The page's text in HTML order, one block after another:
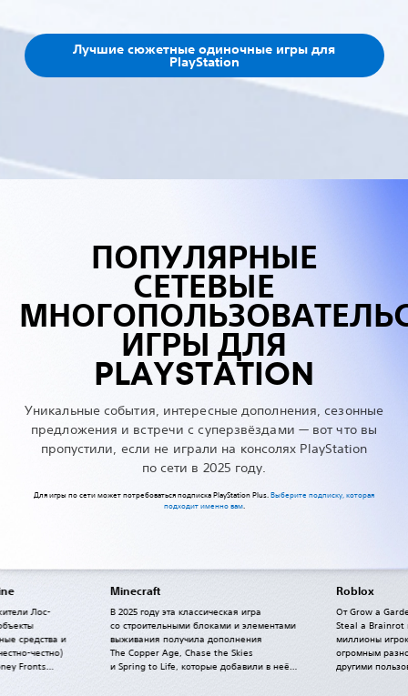
Лучшие сюжетные одиночные игры для
PlayStation
ПОПУЛЯРНЫЕ
СЕТЕВЫЕ
ИГРЫ ДЛЯ
PLAYSTATION
Уникальные события, интересные дополнения, сезонные
предложения и встречи с суперзвёздами — вот что вы
пропустили, если не играли на консолях PlayStation
по сети в 2025 году.
Для игры по сети может потребоваться подписка PlayStation Plus.Выберите подписку, которая
подходит именно вам.
Minecraft
В 2025 году эта классическая игра
со строительными блоками и элементами
выживания получила дополнения
The Copper Age, Chase the Skies
и Spring to Life, которые добавили в неё
Roblox
От Grow a
Steal a Brainrot
миллионы
огромным
другими
Лос-
средства и
честно)
Fronts